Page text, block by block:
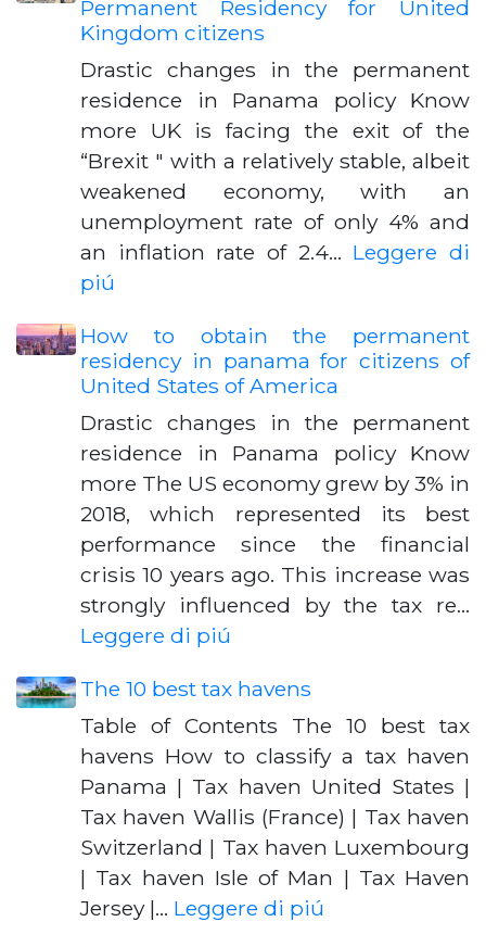
Permanent Residency for United
Kingdom citizens
Drastic changes in the permanent
residence in Panama policy Know
more UK is facing the exit of the
“Brexit " with a relatively stable, albeit
weakened economy, with an
unemployment rate of only 4% and
an inflation rate of 2.4… Leggere di
piú
How to obtain the permanent
residency in panama for citizens of
United States of America
Drastic changes in the permanent
residence in Panama policy Know
more The US economy grew by 3% in
2018, which represented its best
performance since the financial
crisis 10 years ago. This increase was
strongly influenced by the tax re…
Leggere di piú
The 10 best tax havens
Table of Contents The 10 best tax
havens How to classify a tax haven
Panama | Tax haven United States |
Tax haven Wallis (France) | Tax haven
Switzerland | Tax haven Luxembourg
| Tax haven Isle of Man | Tax Haven
Jersey |… Leggere di piú